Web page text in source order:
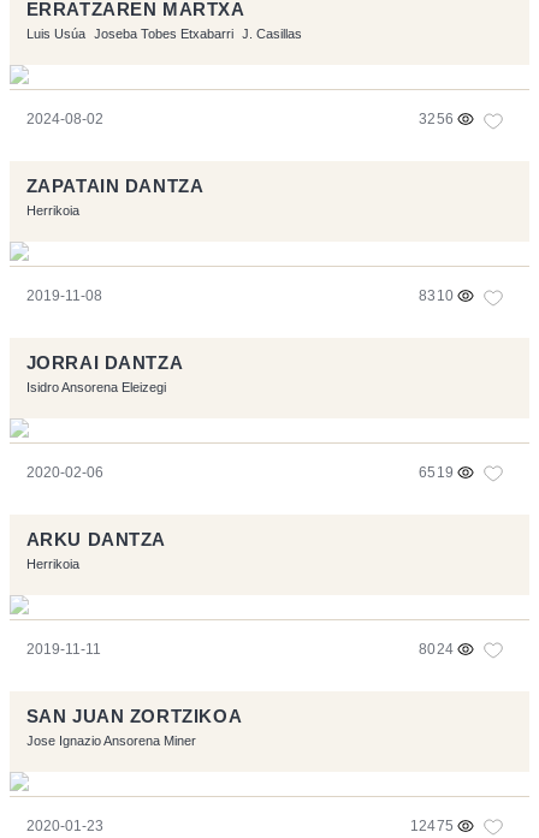
ERRATZAREN MARTXA
Luis Usúa Joseba Tobes Etxabarri J. Casillas
2024-08-02 3256
ZAPATAIN DANTZA
Herrikoia
2019-11-08 8310
JORRAI DANTZA
Isidro Ansorena Eleizegi
2020-02-06 6519
ARKU DANTZA
Herrikoia
2019-11-11 8024
SAN JUAN ZORTZIKOA
Jose Ignazio Ansorena Miner
2020-01-23 12475